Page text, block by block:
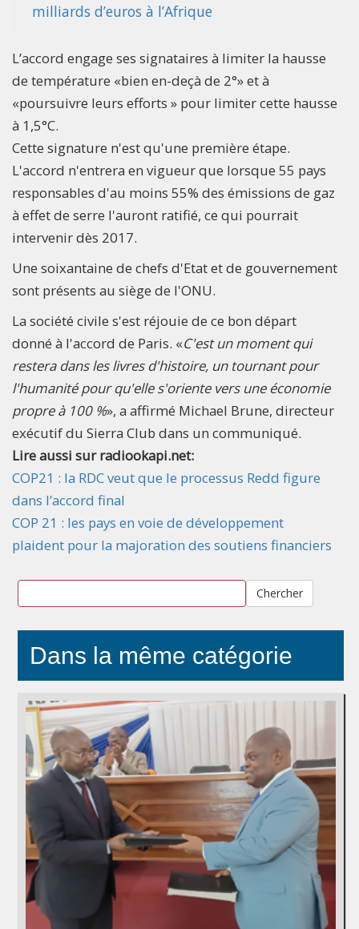
milliards d’euros à l’Afrique
L’accord engage ses signataires à limiter la hausse
de température «bien en-deçà de 2°» et à
«poursuivre leurs efforts » pour limiter cette hausse
à 1,5°C.
Cette signature n'est qu'une première étape.
L'accord n'entrera en vigueur que lorsque 55 pays
responsables d'au moins 55% des émissions de gaz
à effet de serre l'auront ratifié, ce qui pourrait
intervenir dès 2017.
Une soixantaine de chefs d'Etat et de gouvernement
sont présents au siège de l'ONU.
La société civile s'est réjouie de ce bon départ
donné à l'accord de Paris. «C'est un moment qui
restera dans les livres d'histoire, un tournant pour
l'humanité pour qu'elle s'oriente vers une économie
propre à 100 %», a affirmé Michael Brune, directeur
exécutif du Sierra Club dans un communiqué.
Lire aussi sur radiookapi.net:
COP21 : la RDC veut que le processus Redd figure
dans l’accord final
COP 21 : les pays en voie de développement
plaident pour la majoration des soutiens financiers
Chercher
Dans la même catégorie